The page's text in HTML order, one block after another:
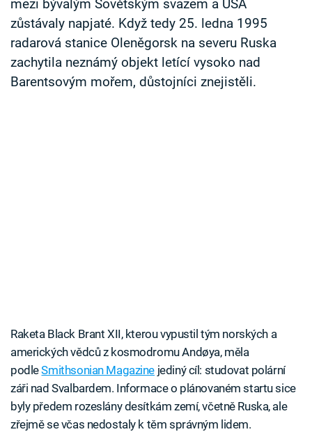
mezi bývalým Sovětským svazem a USA
zůstávaly napjaté. Když tedy 25. ledna 1995
radarová stanice Oleněgorsk na severu Ruska
zachytila neznámý objekt letící vysoko nad
Barentsovým mořem, důstojníci znejistěli.
Raketa Black Brant XII, kterou vypustil tým norských a
amerických vědců z kosmodromu Andøya, měla
podleSmithsonian Magazine jediný cíl: studovat polární
záři nad Svalbardem. Informace o plánovaném startu sice
byly předem rozeslány desítkám zemí, včetně Ruska, ale
zřejmě se včas nedostaly k těm správným lidem.